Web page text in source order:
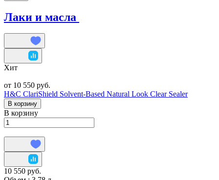
Лаки и масла
Хит
от 10 550 руб.
H&C ClariShield Solvent-Based Natural Look Clear Sealer
В корзину
В корзину
10 550 руб.